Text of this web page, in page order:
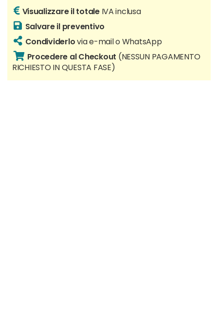
Visualizzare il totaleIVA inclusa
Salvare il preventivo
Condividerlovia e-mail o WhatsApp
Procedere al Checkout (NESSUN PAGAMENTO
RICHIESTO IN QUESTA FASE)